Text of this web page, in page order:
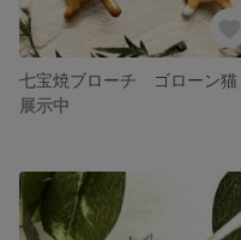
七宝焼ブローチ ゴローン猫
展示中